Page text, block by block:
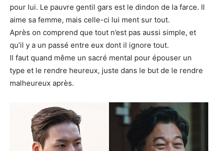
pour lui. Le pauvre gentil gars est le dindon de la farce. Il
aime sa femme, mais celle-ci lui ment sur tout.
Après on comprend que tout n’est pas aussi simple, et
qu’il y a un passé entre eux dont il ignore tout.
Il faut quand même un sacré mental pour épouser un
type et le rendre heureux, juste dans le but de le rendre
malheureux après.